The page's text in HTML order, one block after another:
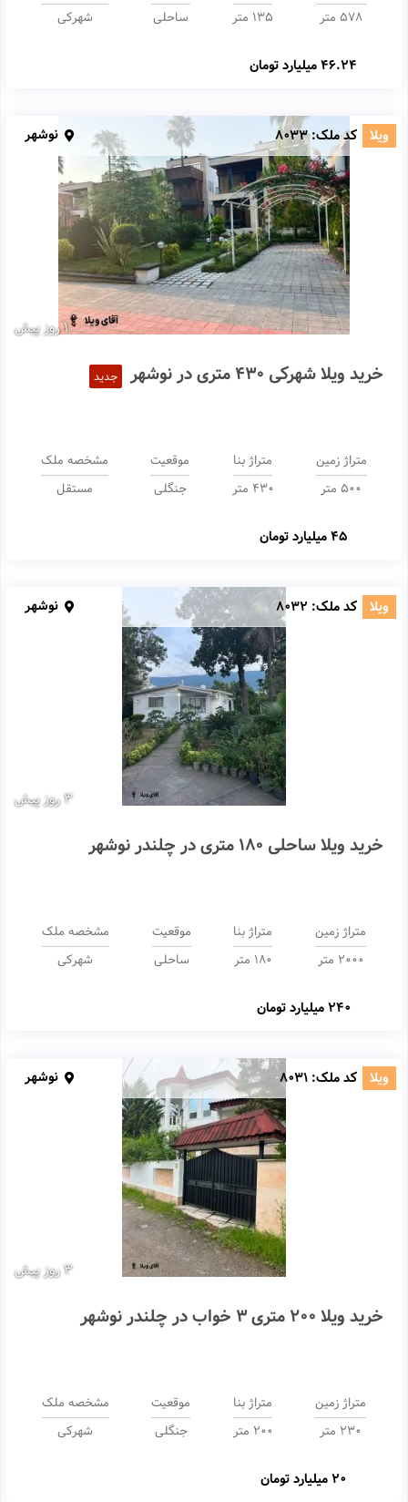
۵۷۸ متر
135 متر
ساحلی
شهرکی
46.24 میلیارد تومان
1 روز پیش
ویلا کد ملک:8033 نوشهر
خرید ویلا شهرکی 430 متری در نوشهر جدید
متراژ زمین
500 متر
متراژ بنا
430 متر
موقعیت
جنگلی
مشخصه ملک
مستقل
45 میلیارد تومان
3 روز پیش
ویلا کد ملک: 8032 نوشهر
خرید ویلا ساحلی 180 متری در چلندر نوشهر
متراژ زمین
2000 متر
متراژ بنا
180 متر
موقعیت
ساحلی
مشخصه ملک
شهرکی
240 میلیارد تومان
3 روز پیش
ویلا کد ملک: 8031 نوشهر
خرید ویلا 200 متری 3 خواب در چلندر نوشهر
متراژ زمین
230 متر
متراژ بنا
200 متر
موقعیت
جنگلی
مشخصه ملک
شهرکی
20 میلیارد تومان